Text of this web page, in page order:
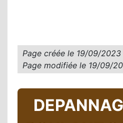
Page créée le 19/09/2023
Page modifiée le 19/09/